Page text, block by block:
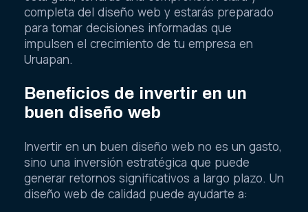
completa del diseño web y estarás preparado
para tomar decisiones informadas que
impulsen el crecimiento de tu empresa en
Uruapan.
Beneficios de invertir en un
buen diseño web
Invertir en un buen diseño web no es un gasto,
sino una inversión estratégica que puede
generar retornos significativos a largo plazo. Un
diseño web de calidad puede ayudarte a: